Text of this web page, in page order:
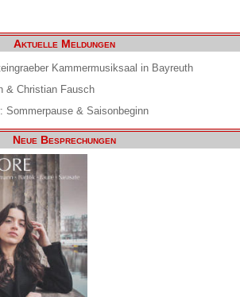
Aktuelle Meldungen
Kammermusiksaal in Bayreuth
& Christian Fausch
Sommerpause & Saisonbeginn
Neue Besprechungen